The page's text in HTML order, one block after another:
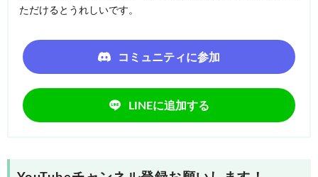
ただけるとうれしいです。
コミュニティに参加
LINEに追加する